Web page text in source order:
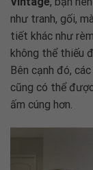
như tranh, gối,
tiết khác như
không thể thiếu
Bên cạnh đó,
cũng có thể
ấm cúng hơn.